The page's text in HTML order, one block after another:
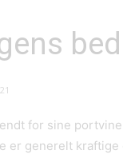
for sine
er generelt